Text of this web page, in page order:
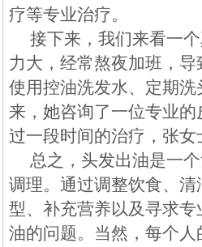
疗等专业治疗。
接下来，我们来看一
力大，经常熬夜加班，
使用控油洗发水、定期
来，她咨询了一位专业
过一段时间的治疗，张
总之，头发出油是一
调理。通过调整饮食、
型、补充营养以及寻求
油的问题。当然，每个